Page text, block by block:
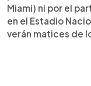
Miami) ni por el
en el Estadio
verán matices de